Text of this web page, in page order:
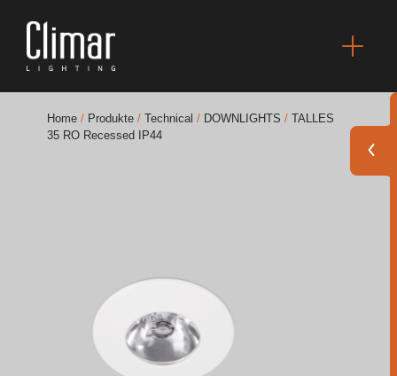
Akustische Lösungen
Beste Projekte
Home / Produkte / Technical / DOWNLIGHTS / TALLES
35 RO Recessed IP44